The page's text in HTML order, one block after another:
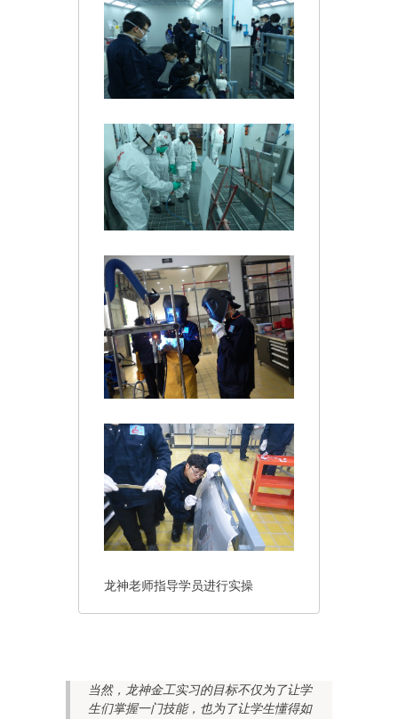
龙神老师指导学员进行实操
当然，龙神金工实习的目标不仅为了让学
生们掌握一门技能，也为了让学生懂得如